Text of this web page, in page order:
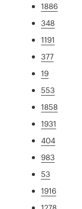
1886
348
1191
377
19
553
1858
1931
404
983
53
1916